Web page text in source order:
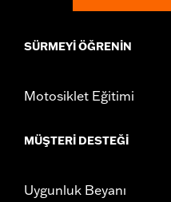
SÜRMEYI ÖĞRENIN
Motosiklet Eğitimi
MÜŞTERI DESTEĞI
Uygunluk Beyanı